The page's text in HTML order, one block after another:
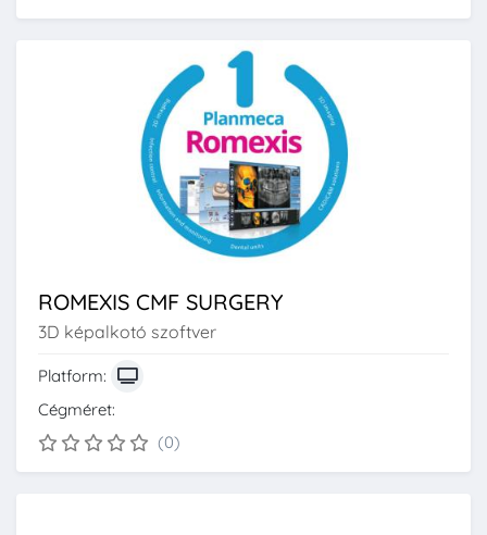
ROMEXIS CMF SURGERY
3D képalkotó szoftver
Platform:
Cégméret:
(0)